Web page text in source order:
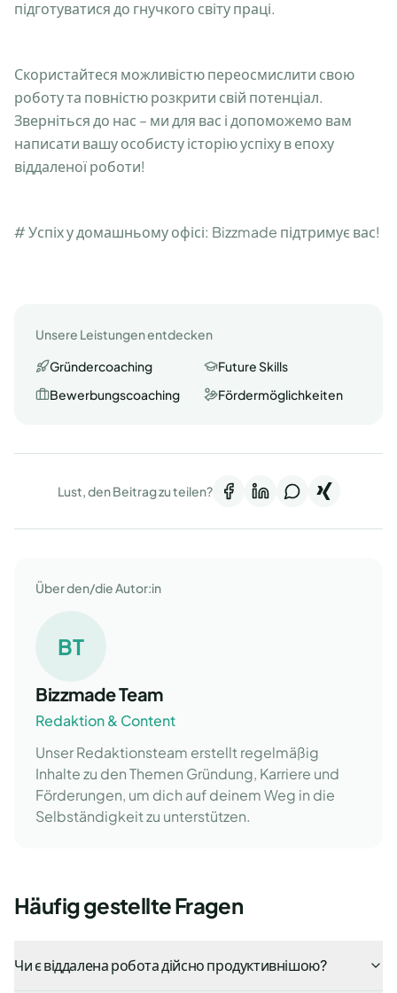
підготуватися до гнучкого світу праці.
Скористайтеся можливістю переосмислити свою
роботу та повністю розкрити свій потенціал.
Зверніться до нас – ми для вас і допоможемо вам
написати вашу особисту історію успіху в епоху
віддаленої роботи!
# Успіх у домашньому офісі: Bizzmade підтримує вас!
Unsere Leistungen entdecken
Gründercoaching
Future Skills
Bewerbungscoaching
Fördermöglichkeiten
Lust, den Beitrag zu teilen?
Über den/die Autor:in
BT
Bizzmade Team
Redaktion & Content
Unser Redaktionsteam erstellt regelmäßig
Inhalte zu den Themen Gründung, Karriere und
Förderungen, um dich auf deinem Weg in die
Selbständigkeit zu unterstützen.
Häufig gestellte Fragen
Чи є віддалена робота дійсно продуктивнішою?